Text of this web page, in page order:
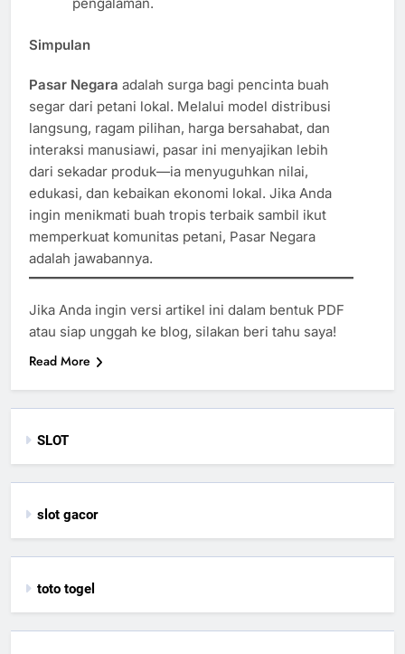
Simpulan
Pasar Negara adalah surga bagi pencinta buah
segar dari petani lokal. Melalui model distribusi
langsung, ragam pilihan, harga bersahabat, dan
interaksi manusiawi, pasar ini menyajikan lebih
dari sekadar produk—ia menyuguhkan nilai,
edukasi, dan kebaikan ekonomi lokal. Jika Anda
ingin menikmati buah tropis terbaik sambil ikut
memperkuat komunitas petani, Pasar Negara
adalah jawabannya.
Jika Anda ingin versi artikel ini dalam bentuk PDF
atau siap unggah ke blog, silakan beri tahu saya!
Read More
SLOT
slot gacor
toto togel